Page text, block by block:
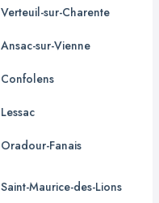
Verteuil-sur-Charente
Ansac-sur-Vienne
Confolens
Lessac
Oradour-Fanais
Saint-Maurice-des-Lions